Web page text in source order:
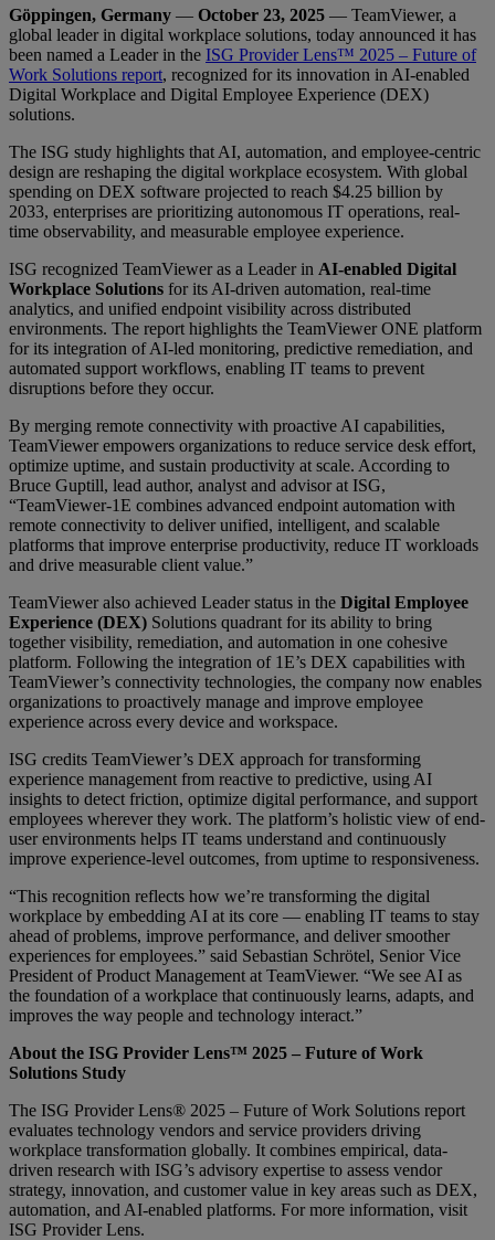
Göppingen, Germany — October 23, 2025 — TeamViewer, a
global leader in digital workplace solutions, today announced it has
been named a Leader in the ISG Provider Lens™ 2025 – Future of
Work Solutions report, recognized for its innovation in AI-enabled
Digital Workplace and Digital Employee Experience (DEX)
solutions.
The ISG study highlights that AI, automation, and employee-centric
design are reshaping the digital workplace ecosystem. With global
spending on DEX software projected to reach $4.25 billion by
2033, enterprises are prioritizing autonomous IT operations, real-
time observability, and measurable employee experience.
ISG recognized TeamViewer as a Leader in AI-enabled Digital
Workplace Solutions for its AI-driven automation, real-time
analytics, and unified endpoint visibility across distributed
environments. The report highlights the TeamViewer ONE platform
for its integration of AI-led monitoring, predictive remediation, and
automated support workflows, enabling IT teams to prevent
disruptions before they occur.
By merging remote connectivity with proactive AI capabilities,
TeamViewer empowers organizations to reduce service desk effort,
optimize uptime, and sustain productivity at scale. According to
Bruce Guptill, lead author, analyst and advisor at ISG,
“TeamViewer-1E combines advanced endpoint automation with
remote connectivity to deliver unified, intelligent, and scalable
platforms that improve enterprise productivity, reduce IT workloads
and drive measurable client value.”
TeamViewer also achieved Leader status in the Digital Employee
Experience (DEX) Solutions quadrant for its ability to bring
together visibility, remediation, and automation in one cohesive
platform. Following the integration of 1E’s DEX capabilities with
TeamViewer’s connectivity technologies, the company now enables
organizations to proactively manage and improve employee
experience across every device and workspace.
ISG credits TeamViewer’s DEX approach for transforming
experience management from reactive to predictive, using AI
insights to detect friction, optimize digital performance, and support
employees wherever they work. The platform’s holistic view of end-
user environments helps IT teams understand and continuously
improve experience-level outcomes, from uptime to responsiveness.
“This recognition reflects how we’re transforming the digital
workplace by embedding AI at its core — enabling IT teams to stay
ahead of problems, improve performance, and deliver smoother
experiences for employees.” said Sebastian Schrötel, Senior Vice
President of Product Management at TeamViewer. “We see AI as
the foundation of a workplace that continuously learns, adapts, and
improves the way people and technology interact.”
About the ISG Provider Lens™ 2025 – Future of Work
Solutions Study
The ISG Provider Lens® 2025 – Future of Work Solutions report
evaluates technology vendors and service providers driving
workplace transformation globally. It combines empirical, data-
driven research with ISG’s advisory expertise to assess vendor
strategy, innovation, and customer value in key areas such as DEX,
automation, and AI-enabled platforms. For more information, visit
ISG Provider Lens.